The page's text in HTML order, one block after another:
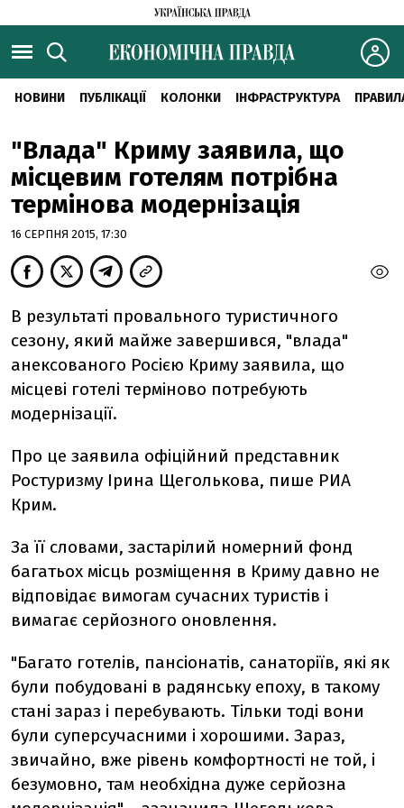
НОВИНИ ПУБЛІКАЦІЇ КОЛОНКИ ІНФРАСТРУКТУРА
"Влада" Криму заявила, що
місцевим готелям потрібна
термінова модернізація
16 СЕРПНЯ 2015, 17:30
В результаті провального туристичного
сезону, який майже завершився, "влада"
анексованого Росією Криму заявила, що
місцеві готелі терміново потребують
модернізації.
Про це заявила офіційний представник
Ростуризму Ірина Щеголькова, пише РИА
Крим.
За її словами, застарілий номерний фонд
багатьох місць розміщення в Криму давно не
відповідає вимогам сучасних туристів і
вимагає серйозного оновлення.
"Багато готелів, пансіонатів, санаторіїв, які як
були побудовані в радянську епоху, в такому
стані зараз і перебувають. Тільки тоді вони
були суперсучасними і хорошими. Зараз,
звичайно, вже рівень комфортності не той, і
безумовно, там необхідна дуже серйозна